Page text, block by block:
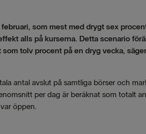
som mest med drygt sex
alls på kurserna. Detta scenario
som tolv procent på en dryg vecka,
antal avslut på samtliga börser och
per dag är beräknat som totalt
öppen.